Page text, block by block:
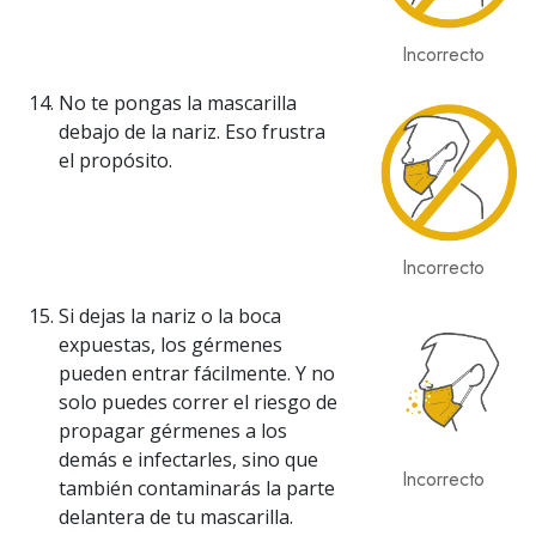
Incorrecto
Incorrecto
No te pongas la mascarilla
debajo de la nariz. Eso frustra
el propósito.
Incorrecto
Si dejas la nariz o la boca
expuestas, los gérmenes
pueden entrar fácilmente. Y no
solo puedes correr el riesgo de
propagar gérmenes a los
demás e infectarles, sino que
también contaminarás la parte
delantera de tu mascarilla.